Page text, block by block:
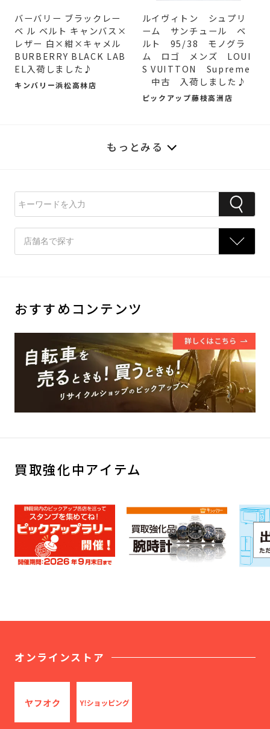
バーバリー ブラックレー
ベ ル ベルト キャンバス×
レザー 白×紺×キャメル
BURBERRY BLACK LAB
EL入荷しました♪
キンバリー浜松高林店
ルイヴィトン シュプリ
ーム サンチュール ベ
ルト 95/38 モノグラ
ム ロゴ メンズ LOUI
S VUITTON Supreme
中古 入荷しました♪
ピックアップ藤枝高洲店
もっとみる
おすすめコンテンツ
買取強化中アイテム
オンラインストア